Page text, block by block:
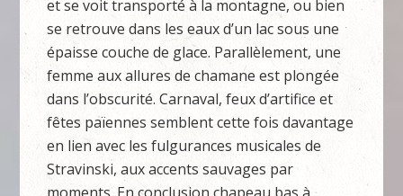
et se voit transporté à la montagne, ou bien
se retrouve dans les eaux d’un lac sous une
épaisse couche de glace. Parallèlement, une
femme aux allures de chamane est plongée
dans l’obscurité. Carnaval, feux d’artifice et
fêtes païennes semblent cette fois davantage
en lien avec les fulgurances musicales de
Stravinski, aux accents sauvages par